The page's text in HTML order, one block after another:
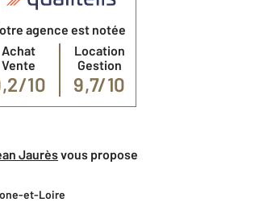
agence est notée
Achat
Vente
9,2/10
Location
Gestion
9,7/10
Jaurèsvous propose
et-Loire